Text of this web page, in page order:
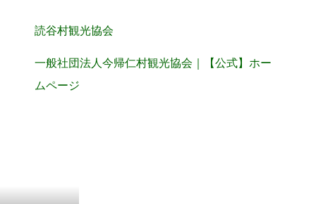
読谷村観光協会
一般社団法人今帰仁村観光協会｜【公式】ホー
ムページ